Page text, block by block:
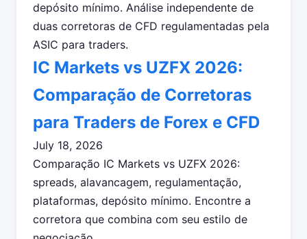
depósito mínimo. Análise independente de
duas corretoras de CFD regulamentadas pela
ASIC para traders.
IC Markets vs UZFX 2026:
Comparação de Corretoras
para Traders de Forex e CFD
July 18, 2026
Comparação IC Markets vs UZFX 2026:
spreads, alavancagem, regulamentação,
plataformas, depósito mínimo. Encontre a
corretora que combina com seu estilo de